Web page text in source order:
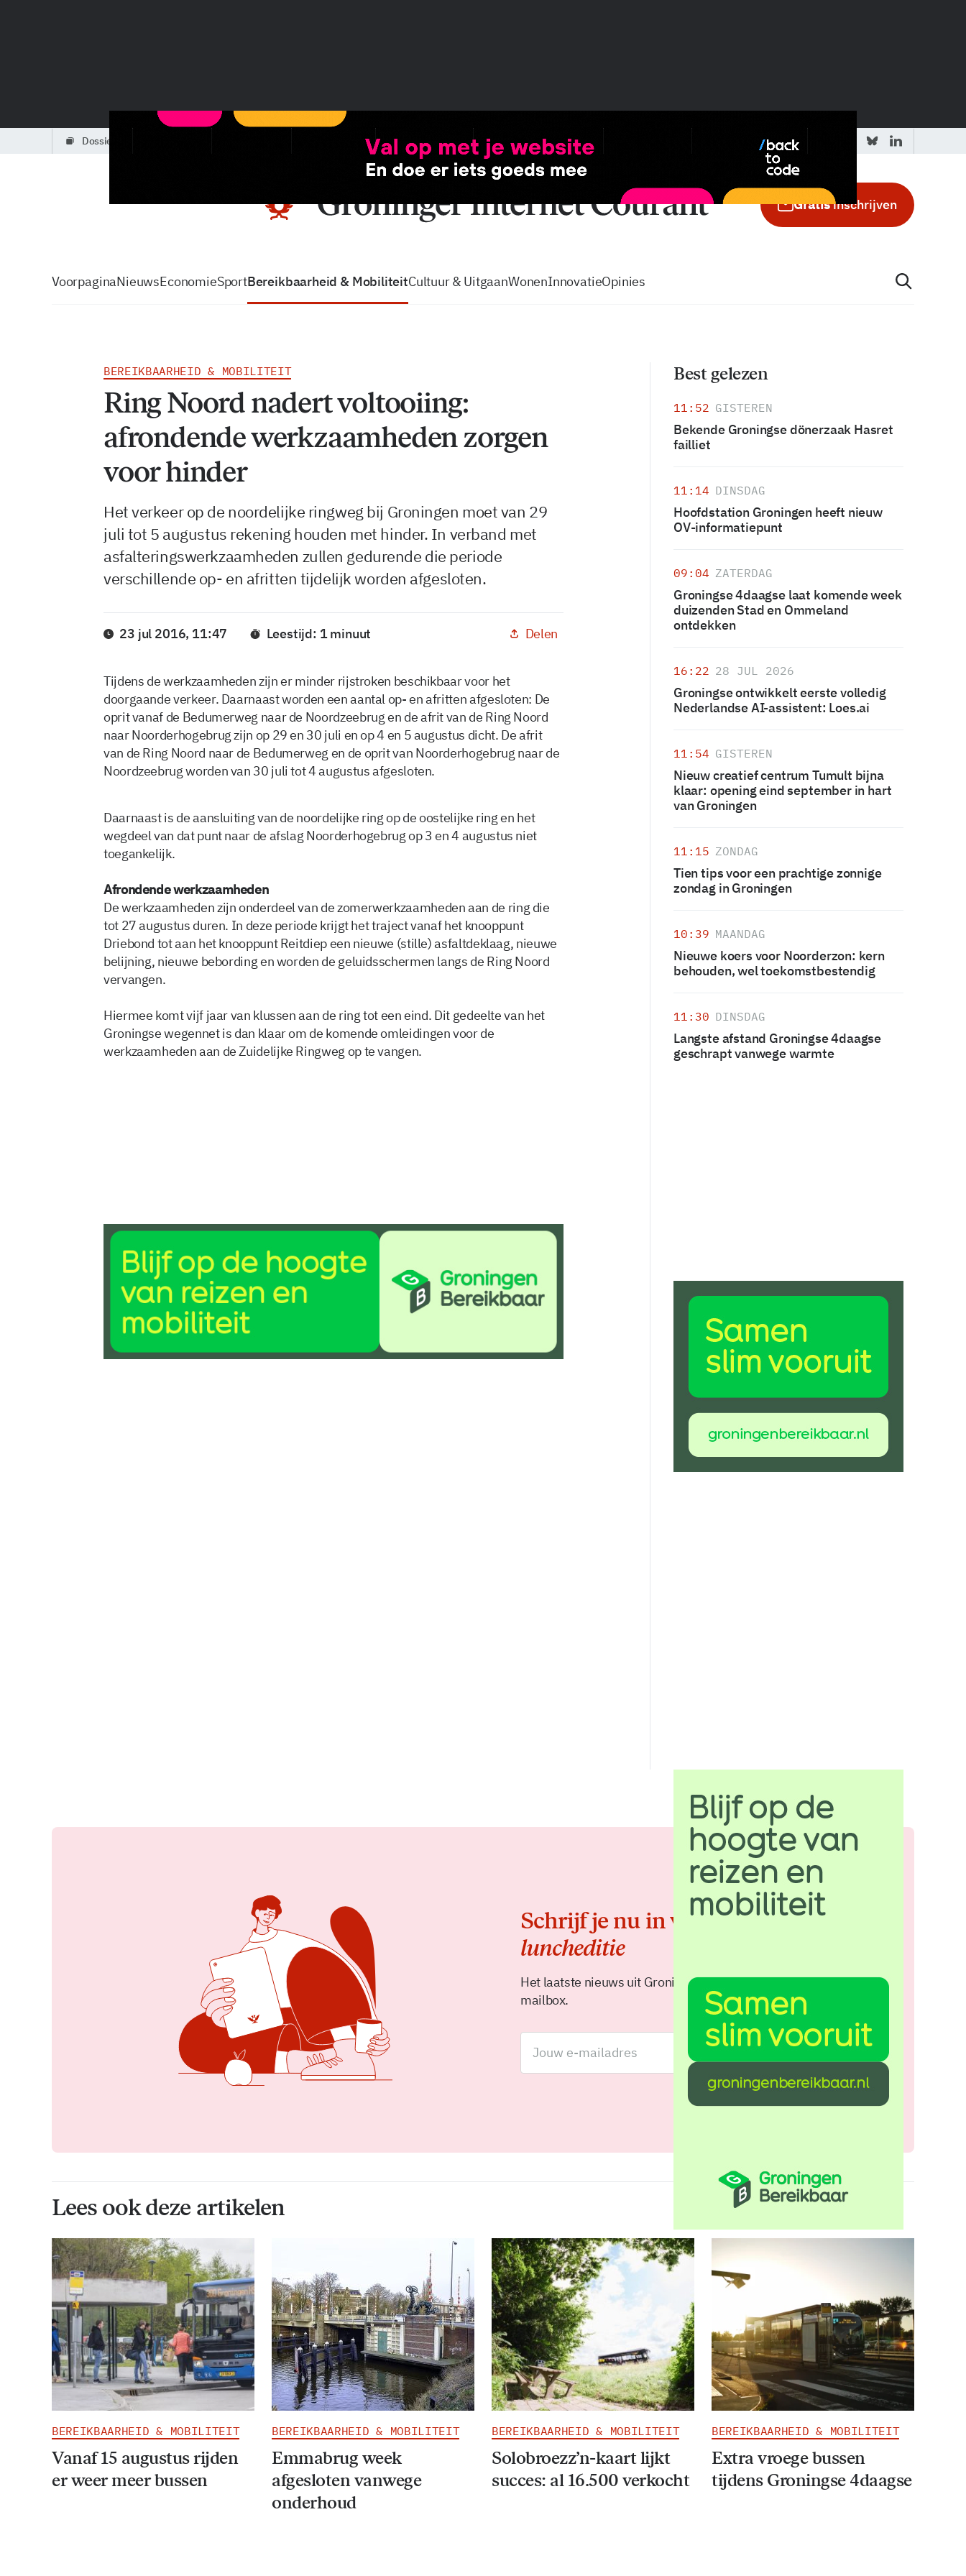
dossiers zo volg je de GIC Adverteren in de GIC
Gratisinschrijven
VoorpaginaNieuwsEconomieSportBereikbaarheid & MobiliteitCultuur & UitgaanWonenInnovatieOpinies
BEREIKBAARHEID & MOBILITEIT
Ring Noord nadert voltooiing:
afrondende werkzaamheden zorgen
voor hinder
Het verkeer op de noordelijke ringweg bij Groningen moet van 29
juli tot 5 augustus rekening houden met hinder. In verband met
asfalteringswerkzaamheden zullen gedurende die periode
verschillende op- en afritten tijdelijk worden afgesloten.
23 jul 2016, 11:47 Leestijd: 1 minuut Delen
Tijdens de werkzaamheden zijn er minder rijstroken beschikbaar voor het
doorgaande verkeer. Daarnaast worden een aantal op- en afritten afgesloten: De
oprit vanaf de Bedumerweg naar de Noordzeebrug en de afrit van de Ring Noord
naar Noorderhogebrug zijn op 29 en 30 juli en op 4 en 5 augustus dicht. De afrit
van de Ring Noord naar de Bedumerweg en de oprit van Noorderhogebrug naar de
Noordzeebrug worden van 30 juli tot 4 augustus afgesloten.
Daarnaast is de aansluiting van de noordelijke ring op de oostelijke ring en het
wegdeel van dat punt naar de afslag Noorderhogebrug op 3 en 4 augustus niet
toegankelijk.
Afrondende werkzaamheden
De werkzaamheden zijn onderdeel van de zomerwerkzaamheden aan de ring die
tot 27 augustus duren. In deze periode krijgt het traject vanaf het knooppunt
Driebond tot aan het knooppunt Reitdiep een nieuwe (stille) asfaltdeklaag, nieuwe
belijning, nieuwe bebording en worden de geluidsschermen langs de Ring Noord
vervangen.
Hiermee komt vijf jaar van klussen aan de ring tot een eind. Dit gedeelte van het
Groningse wegennet is dan klaar om de komende omleidingen voor de
werkzaamheden aan de Zuidelijke Ringweg op te vangen.
23 jul 2016, 11:47 Delen
Best gelezen
11:52 GISTEREN
Bekende Groningse dönerzaak Hasret
failliet
11:14 DINSDAG
Hoofdstation Groningen heeft nieuw
OV-informatiepunt
09:04 ZATERDAG
Groningse 4daagse laat komende week
duizenden Stad en Ommeland
ontdekken
16:22 28 JUL 2026
Groningse ontwikkelt eerste volledig
Nederlandse AI-assistent: Loes.ai
11:54 GISTEREN
Nieuw creatief centrum Tumult bijna
klaar: opening eind september in hart
van Groningen
11:15 ZONDAG
Tien tips voor een prachtige zonnige
zondag in Groningen
10:39 MAANDAG
Nieuwe koers voor Noorderzon: kern
behouden, wel toekomstbestendig
11:30 DINSDAG
Langste afstand Groningse 4daagse
geschrapt vanwege warmte
Schrijf je nu in voor de
luncheditie
Het laatste nieuws uit Groningen elke middag in je
mailbox.
Meld je aan
Lees ook deze artikelen
BEREIKBAARHEID & MOBILITEIT
Vanaf 15 augustus rijden
er weer meer bussen
BEREIKBAARHEID & MOBILITEIT
Emmabrug week
afgesloten vanwege
onderhoud
BEREIKBAARHEID & MOBILITEIT
Solobroezz’n-kaart lijkt
succes: al 16.500 verkocht
BEREIKBAARHEID & MOBILITEIT
Extra vroege bussen
tijdens Groningse 4daagse